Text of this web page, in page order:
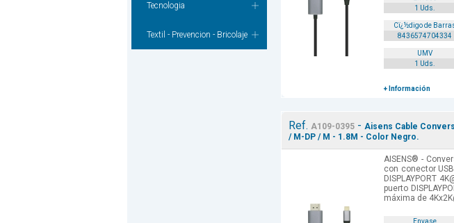
Tecnologia
Textil - Prevencion - Bricolaje
1 Uds.
Cï¿½digo de
8436574704334
UMV
1 Uds.
+ Información
Ref. A109-0395 - Aisens Cable
/ M-DP / M - 1.8M - Color Negro.
AISENS® -
con conector
DISPLAYPORT
puerto
máxima de